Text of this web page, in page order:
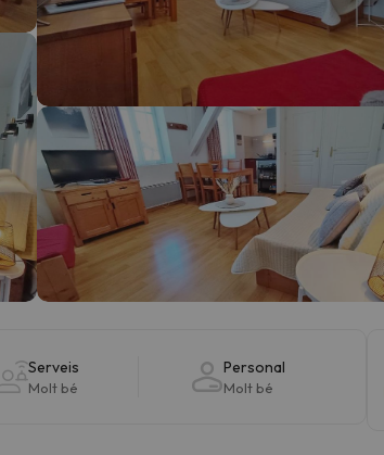
nord. Quan trobi la seva brúixola torna.
Serveis
Molt bé
Personal
Molt bé